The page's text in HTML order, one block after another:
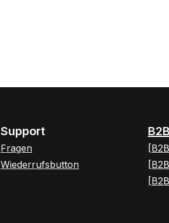
Support
Fragen
Wiederrufsbutton